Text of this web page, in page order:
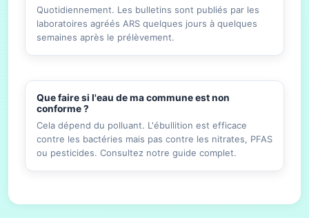
Quotidiennement. Les bulletins sont publiés par les
laboratoires agréés ARS quelques jours à quelques
semaines après le prélèvement.
Que faire si l'eau de ma commune est non
conforme ?
Cela dépend du polluant. L'ébullition est efficace
contre les bactéries mais pas contre les nitrates, PFAS
ou pesticides. Consultez notre guide complet.